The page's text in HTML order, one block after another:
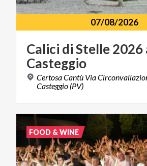
07/08/2026
Calici diStelle2026
Casteggio
Certosa Cantù Via
Casteggio (PV)
FOOD & WINE